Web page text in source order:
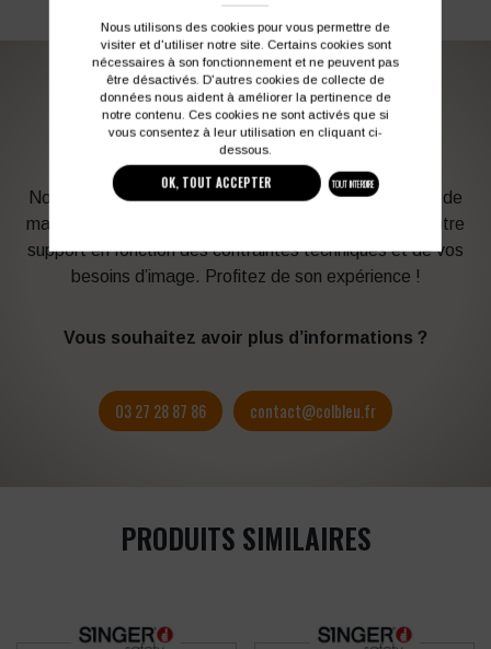
PERSONNALISATION DE VOS VÊTEMENTS DE
TRAVAIL
Notre graphiste connait les produits et les techniques de
marquage. Elle sera à votre service afin d’optimiser votre
support en fonction des contraintes techniques et de vos
besoins d’image. Profitez de son expérience !
Vous souhaitez avoir plus d’informations ?
03 27 28 87 86 contact@colbleu.fr
PRODUITS SIMILAIRES
Nous utilisons des cookies pour vous permettre de
visiter et d'utiliser notre site. Certains cookies sont
nécessaires à son fonctionnement et ne peuvent pas
être désactivés. D'autres cookies de collecte de
données nous aident à améliorer la pertinence de
notre contenu. Ces cookies ne sont activés que si
vous consentez à leur utilisation en cliquant ci-
dessous.
OK, TOUT ACCEPTER TOUT INTERDIRE